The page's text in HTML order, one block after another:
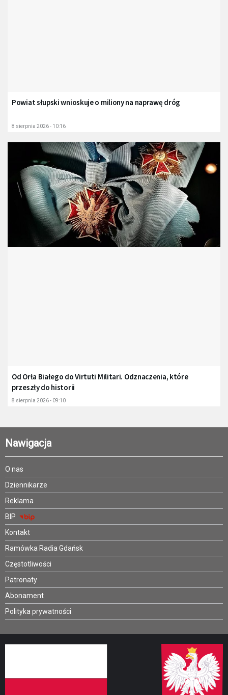
Powiat słupski wnioskuje o miliony na naprawę dróg
8 sierpnia 2026 - 10:16
Od Orła Białego do Virtuti Militari. Odznaczenia, które
przeszły do historii
8 sierpnia 2026 - 09:10
Nawigacja
O nas
Dziennikarze
Reklama
BIP
Kontakt
Ramówka Radia Gdańsk
Częstotliwości
Patronaty
Abonament
Polityka prywatności